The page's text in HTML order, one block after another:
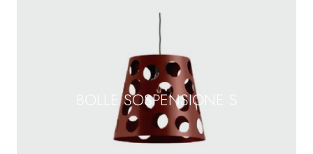
BOLLE SOSPENSIONE S